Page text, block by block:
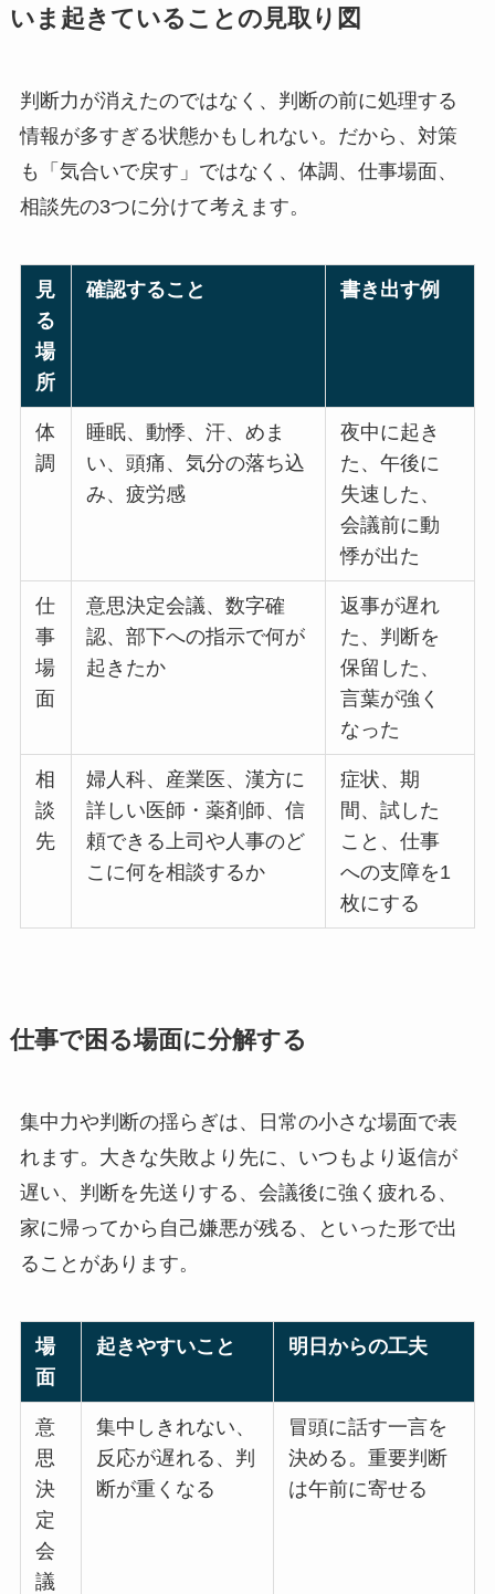
いま起きていることの見取り図
判断力が消えたのではなく、判断の前に処理する
情報が多すぎる状態かもしれない。だから、対策
も「気合いで戻す」ではなく、体調、仕事場面、
相談先の3つに分けて考えます。
見
る
場
所
確認すること 書き出す例
体
調
睡眠、動悸、汗、めま
い、頭痛、気分の落ち込
み、疲労感
夜中に起き
た、午後に
失速した、
会議前に動
悸が出た
仕
事
場
面
意思決定会議、数字確
認、部下への指示で何が
起きたか
返事が遅れ
た、判断を
保留した、
言葉が強く
なった
相
談
先
婦人科、産業医、漢方に
詳しい医師・薬剤師、信
頼できる上司や人事のど
こに何を相談するか
症状、期
間、試した
こと、仕事
への支障を1
枚にする
仕事で困る場面に分解する
集中力や判断の揺らぎは、日常の小さな場面で表
れます。大きな失敗より先に、いつもより返信が
遅い、判断を先送りする、会議後に強く疲れる、
家に帰ってから自己嫌悪が残る、といった形で出
ることがあります。
場
面
起きやすいこと 明日からの工夫
意
思
決
定
会
議
集中しきれない、
反応が遅れる、判
断が重くなる
冒頭に話す一言を
決める。重要判断
は午前に寄せる